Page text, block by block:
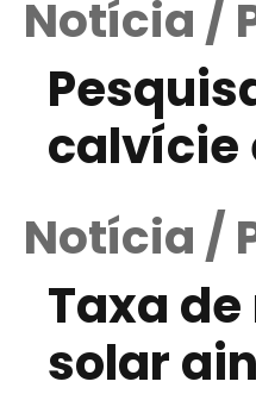
Notícia /
calvície
Notícia /
Taxa
solar